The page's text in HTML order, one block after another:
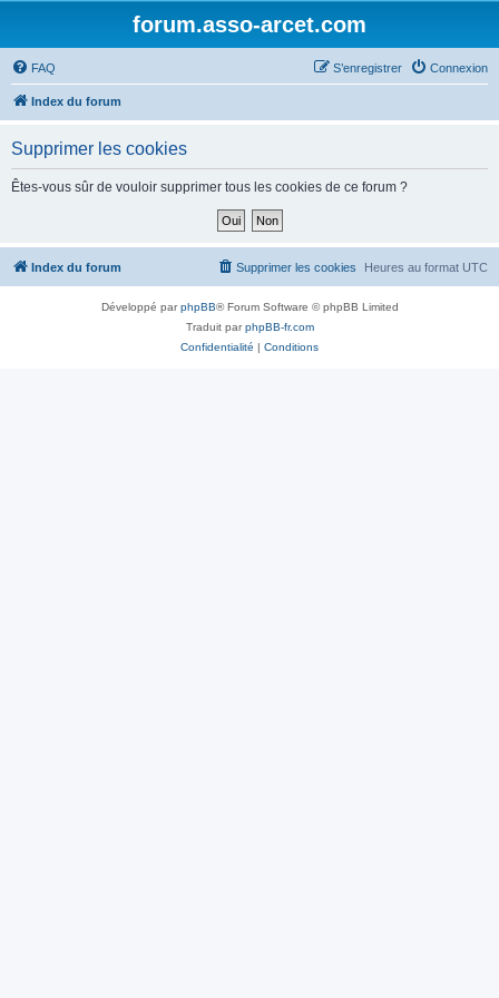
forum.asso-arcet.com
FAQ Connexion
S’enregistrer
Index du forum
Supprimer les cookies
Êtes-vous sûr de vouloir supprimer tous les cookies de ce forum ?
Index du forum Heures au format UTC
Supprimer les cookies
Développé parphpBB® Forum Software © phpBB Limited
Traduit parphpBB-fr.com
Confidentialité | Conditions